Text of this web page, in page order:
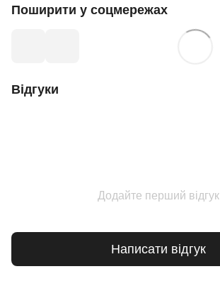
Поширити у соцмережах
Відгуки
Додайте перший відгук
Написати відгук